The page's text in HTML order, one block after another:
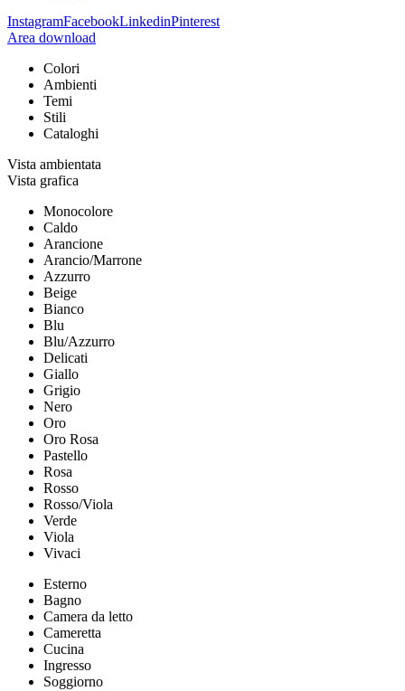
InstagramFacebookLinkedinPinterest
Area download
Colori
Ambienti
Temi
Stili
Cataloghi
Vista ambientata
Vista grafica
Monocolore
Caldo
Arancione
Arancio/Marrone
Azzurro
Beige
Bianco
Blu
Blu/Azzurro
Delicati
Giallo
Grigio
Nero
Oro
Oro Rosa
Pastello
Rosa
Rosso
Rosso/Viola
Verde
Viola
Vivaci
Esterno
Bagno
Camera da letto
Cameretta
Cucina
Ingresso
Soggiorno